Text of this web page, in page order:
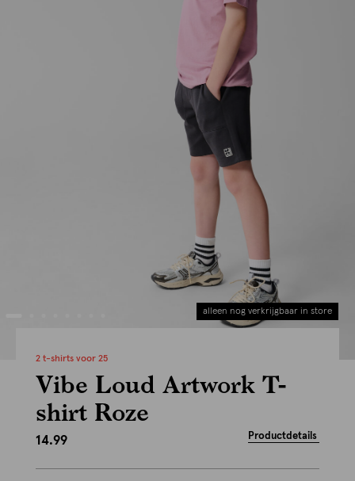
alleen nog verkrijgbaar in store
2 t-shirts voor 25
Vibe Loud Artwork T-
shirt Roze
14.99 Productdetails